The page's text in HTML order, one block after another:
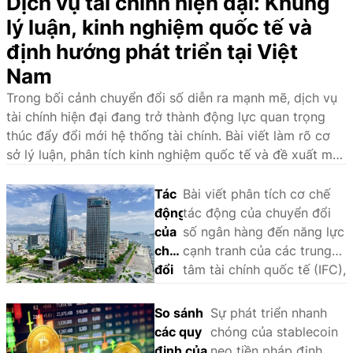
lý luận, kinh nghiệm quốc tế và
định hướng phát triển tại Việt
Nam
Trong bối cảnh chuyển đổi số diễn ra mạnh mẽ, dịch vụ
tài chính hiện đại đang trở thành động lực quan trọng
thúc đẩy đổi mới hệ thống tài chính. Bài viết làm rõ cơ
sở lý luận, phân tích kinh nghiệm quốc tế và đề xuất một
chính hiện đại tại Việt Nam.
Tác
động
của
chuyển
đổi
ngân
hàng
đến
Bài viết phân tích cơ chế
tác động của chuyển đổi
số ngân hàng đến năng lực
cạnh tranh của các trung
tâm tài chính quốc tế (IFC),
phân tích so sánh định tính
(QCA) trên một số trường
hợp tại châu Á - Thái Bình
So sánh
các quy
Sự phát triển nhanh
chóng của stablecoin